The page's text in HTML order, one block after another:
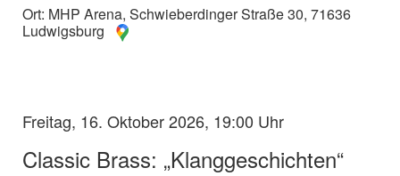
Ort: MHP Arena, Schwieberdinger Straße 30, 71636
Ludwigsburg
Freitag, 16. Oktober 2026, 19:00 Uhr
Classic Brass: „Klanggeschichten“